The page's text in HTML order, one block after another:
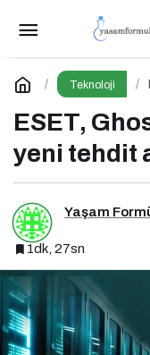
Teknoloji
ESET,
yeni tehdit
Yaşam
1dk, 27sn
Z
Yorum Yap